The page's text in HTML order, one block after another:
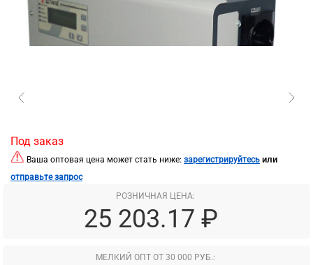
Под заказ
Ваша оптовая цена может стать ниже: зарегистрируйтесь или
отправьте запрос
РОЗНИЧНАЯ ЦЕНА:
25 203.17 ₽
МЕЛКИЙ ОПТ ОТ 30 000 РУБ.: